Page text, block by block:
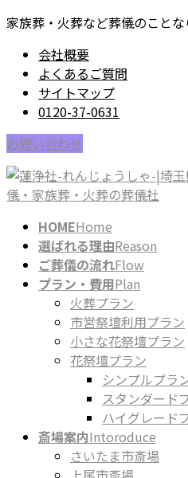
コ
移
動
ナ
ン
に
移
動
家族葬・火葬など葬儀のこと
会社概要
よくあるご質問
サイトマップ
0120-37-0631
お問い合わせ
HOMEHome
選ばれる理由Reason
ご葬儀の流れFlow
プラン・費用Plan
火葬プラン
市営祭壇利用プラン
小さな花祭壇プラン
花祭壇プラン
シンプルプラ
スタンダード
ハイグレード
斎場案内Intoroduce
さいたま市斎場